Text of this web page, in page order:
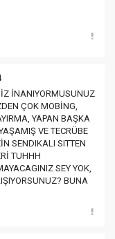
İNANIYORMUSUNUZ
ÇOK MOBİNG,
YAPAN BAŞKA
VE TECRÜBE
SENDIKALI SITTEN
TUHHH
SEY YOK,
BUNA